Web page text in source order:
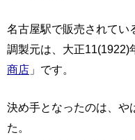
名古屋駅で販売されてい
調製元は、大正11(1922)
商店 」です。
決め手となったのは、や
た。